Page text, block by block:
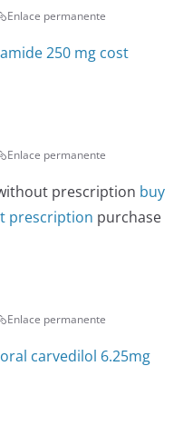
Enlace permanente
250 mg cost
Enlace permanente
prescription buy
prescription purchase
Enlace permanente
oral carvedilol 6.25mg